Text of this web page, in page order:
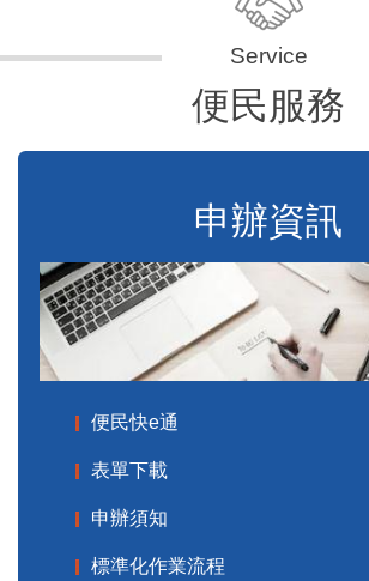
便民服務
申辦資訊
便民快e通
表單下載
申辦須知
標準化作業流程